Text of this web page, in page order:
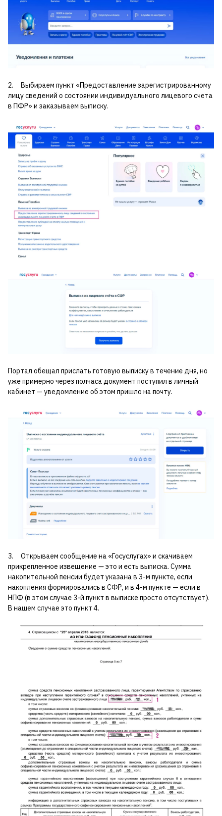
2. Выбираем пункт «Предоставление зарегистрированному
лицу сведений о состоянии индивидуального лицевого счета
в ПФР» и заказываем выписку.
Портал обещал прислать готовую выписку в течение дня, но
уже примерно через полчаса документ поступил в личный
кабинет — уведомление об этом пришло на почту.
3. Открываем сообщение на «Госуслугах» и скачиваем
прикрепленное извещение — это и есть выписка. Сумма
накопительной пенсии будет указана в 3-м пункте, если
накопления формировались в СФР, и в 4-м пункте — если в
НПФ (в этом случае 3-й пункт в выписке просто отсутствует).
В нашем случае это пункт 4.